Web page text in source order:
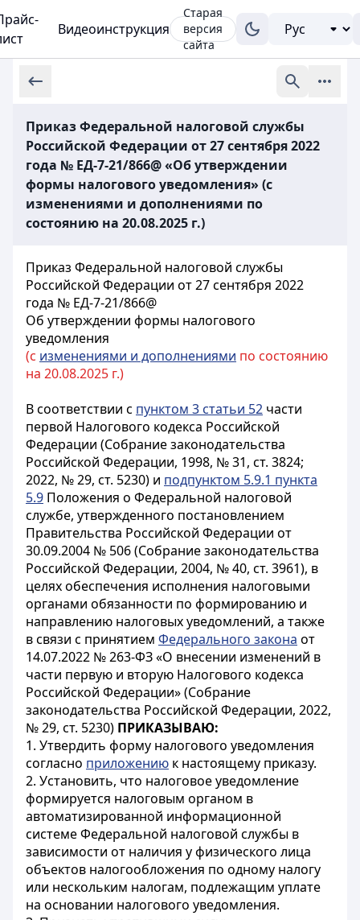
Видеоинструкция
Старая
версия
сайта
Приказ Федеральной налоговой службы
Российской Федерации от 27 сентября 2022
года № ЕД-7-21/866@ «Об утверждении
формы налогового уведомления» (с
изменениями и дополнениями по
состоянию на 20.08.2025 г.)
Приказ Федеральной налоговой службы
Российской Федерации от 27 сентября 2022
года № ЕД-7-21/866@
Об утверждении формы налогового
уведомления
(с изменениями и дополнениями по состоянию
на 20.08.2025 г.)
В соответствии с пунктом 3 статьи 52 части
первой Налогового кодекса Российской
Федерации (Собрание законодательства
Российской Федерации, 1998, № 31, ст. 3824;
2022, № 29, ст. 5230) и подпунктом 5.9.1 пункта
5.9 Положения о Федеральной налоговой
службе, утвержденного постановлением
Правительства Российской Федерации от
30.09.2004 № 506 (Собрание законодательства
Российской Федерации, 2004, № 40, ст. 3961), в
целях обеспечения исполнения налоговыми
органами обязанности по формированию и
направлению налоговых уведомлений, а также
в связи с принятием Федерального закона от
14.07.2022 № 263-ФЗ «О внесении изменений в
части первую и вторую Налогового кодекса
Российской Федерации» (Собрание
законодательства Российской Федерации, 2022,
№ 29, ст. 5230) ПРИКАЗЫВАЮ:
1. Утвердить форму налогового уведомления
согласно приложению к настоящему приказу.
2. Установить, что налоговое уведомление
формируется налоговым органом в
автоматизированной информационной
системе Федеральной налоговой службы в
зависимости от наличия у физического лица
объектов налогообложения по одному налогу
или нескольким налогам, подлежащим уплате
на основании налогового уведомления.